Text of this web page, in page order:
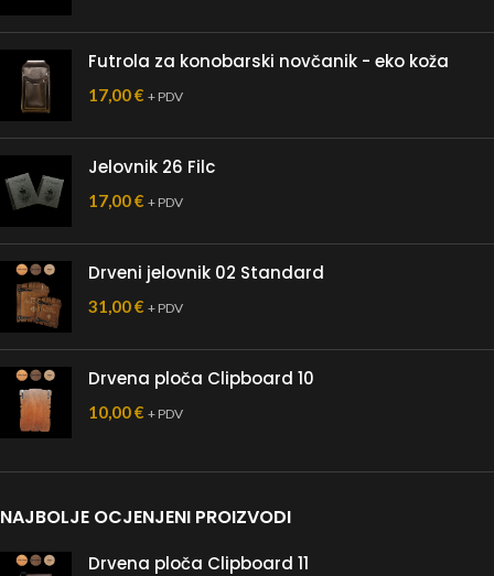
Futrola za konobarski novčanik - eko koža
17,00€ + PDV
Jelovnik 26 Filc
17,00€ + PDV
Drveni jelovnik 02 Standard
31,00€ + PDV
Drvena ploča Clipboard 10
10,00€ + PDV
NAJBOLJE OCJENJENI PROIZVODI
Drvena ploča Clipboard 11